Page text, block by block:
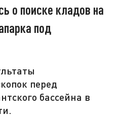
о поиске кладов на
под
перед
бассейна в